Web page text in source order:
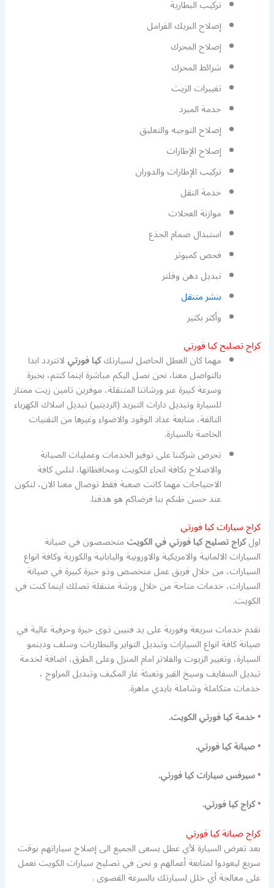
تركيب البطارية
إصلاح البريك الفرامل
إصلاح المحرك
شرائط المحرك
تغييرات الزيت
خدمة المبرد
إصلاح التوجيه والتعليق
إصلاح الإطارات
تركيب الإطارات والدوران
خدمة النقل
موازنة العجلات
استبدال صمام الجذع
فحص كمبوتر
تبديل دهن وفلتر
بنشر متنقل
وأكثر بكثير
كراج تصليح كيا فورتي
مهما كان العطل الحاصل لسيارتككيا فورتيلاتتردد ابدا
بالتواصل معنا، نحن نصل اليكم مباشرة اينما كنتم، بخبرة
وسرعة كبيرة عبر ورشاتنا المتنقلة، موفرين تامين زيت ممتاز
للسيارة وتبديل دارات التبريد (الرديتير) تبديل اسلاك الكهرباء
التالفة، متابعة عداد الوقود والاضواء وغيرها من التقنيات
الخاصة بالسيارة.
تحرص شركتنا على توفير الخدمات وعمليات الصيانة
والاصلاح بكافة انحاء الكويت ومحافظاتها، لنلبي كافة
الاحتياجات مهما كانت صعبة فقط توصال معنا الان، لنكون
عند حسن ظنكم بنا فرضاكم هو هدفنا.
كراج سيارات كيا فورتي
اولكراج تصليح كيا فورتي في الكويتمتخصصون في صيانة
السيارات الالمانية والامريكية والاوروبية واليابانية والكورية وكافة انواع
السيارات، من خلال فريق عمل متخصص وذو خبرة كبيرة في صيانة
السيارات، خدمات متاحة من خلال ورشة متنقلة تصلك اينما كنت في
الكويت.
نقدم خدمات سريعة وفورية على يد فنيين ذوى خبرة وحرفية عالية في
صيانة كافة انواع السيارات وتبديل التواير والبطاريات وسلف ودينمو
السيارة، وتغيير الزيوت والفلاتر امام المنزل وعلى الطرق، اضافة لخدمة
تبديل السفايف وسيخ القير وتعبئة غاز المكيف وتبديل المراوح ،
خدمات متكاملة وشاملة بايدي ماهرة.
• خدمة كيا فورتي الكويت.
• صيانة كيا فورتي.
• سيرفس سيارات كيا فورتي.
• كراج كيا فورتي.
كراج صيانة كيا فورتي
بعد تعرض السيارة لأي عطل يسعى الجميع الى إصلاح سياراتهم بوقت
سريع ليعودوا لمتابعة أعمالهم و نحن في تصليح سيارات الكويت نعمل
على معالجة أي خلل لسيارتك بالسرعة القصوى .